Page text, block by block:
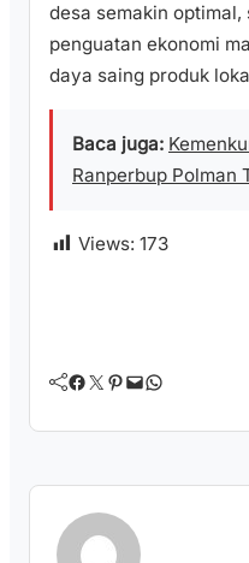
desa semakin
penguatan ekonomi
daya saing produk
Baca juga:
Ranperbup Polman
Views: 173
Facebook Twitter Pinterest Mail WhatsApp